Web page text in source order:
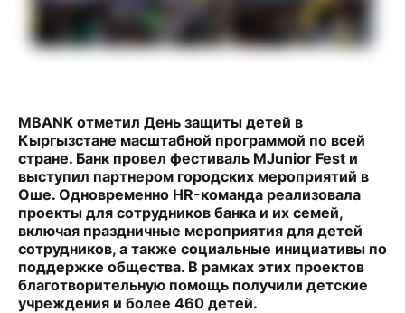
MBANK отметил День защиты детей в
Кыргызстане масштабной программой по всей
стране. Банк провел фестиваль MJunior Fest и
выступил партнером городских мероприятий в
Оше. Одновременно HR-команда реализовала
проекты для сотрудников банка и их семей,
включая праздничные мероприятия для детей
сотрудников, а также социальные инициативы по
поддержке общества. В рамках этих проектов
благотворительную помощь получили детские
учреждения и более 460 детей.